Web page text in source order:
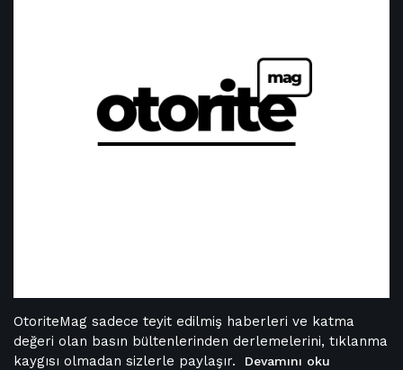
OtoriteMag sadece teyit edilmiş haberleri ve katma
değeri olan basın bültenlerinden derlemelerini, tıklanma
kaygısı olmadan sizlerle paylaşır.
Devamını oku